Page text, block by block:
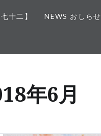
十二】 NEWS おしらせ
年6月